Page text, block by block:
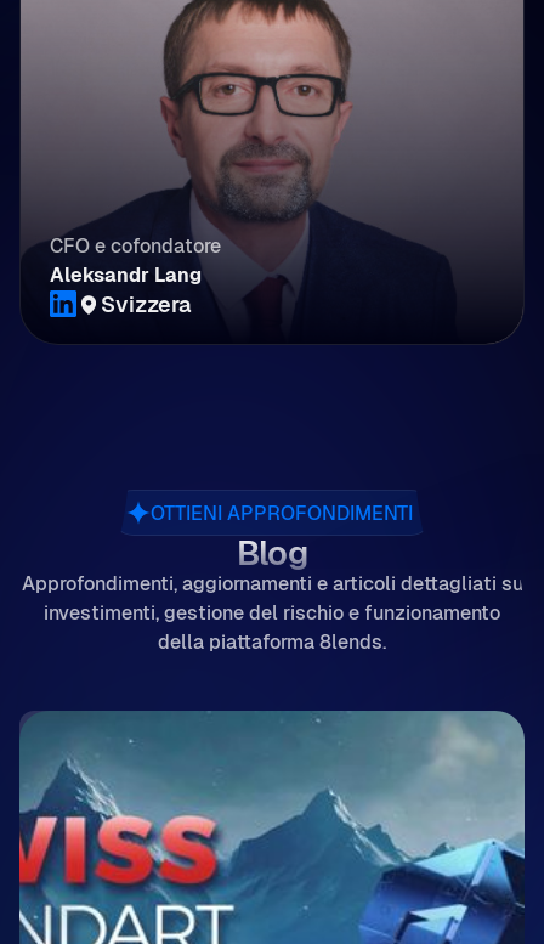
CFO e cofondatore
Aleksandr Lang
Svizzera
OTTIENI APPROFONDIMENTI
Blog
Approfondimenti, aggiornamenti e articoli dettagliati su
investimenti, gestione del rischio e funzionamento
della piattaforma 8lends.